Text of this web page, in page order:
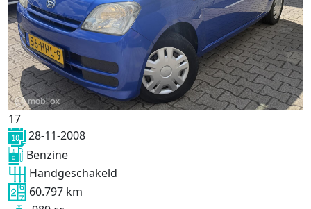
17
28-11-2008
Benzine
Handgeschakeld
60.797 km